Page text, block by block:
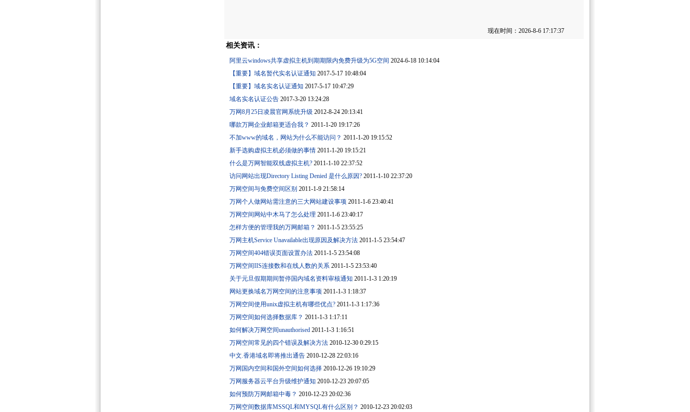
现在时间：2026-8-6 17:17:37
相关资讯：
阿里云windows共享虚拟主机到期期限内免费升级为5G空间 2024-6-18 10:14:04
【重要】域名暂代实名认证通知 2017-5-17 10:48:04
【重要】域名实名认证通知 2017-5-17 10:47:29
域名实名认证公告 2017-3-20 13:24:28
万网8月25日凌晨官网系统升级 2012-8-24 20:13:41
哪款万网企业邮箱更适合我？ 2011-1-20 19:17:26
不加www的域名，网站为什么不能访问？ 2011-1-20 19:15:52
新手选购虚拟主机必须做的事情 2011-1-20 19:15:21
什么是万网智能双线虚拟主机? 2011-1-10 22:37:52
访问网站出现Directory Listing Denied 是什么原因? 2011-1-10 22:37:20
万网空间与免费空间区别 2011-1-9 21:58:14
万网个人做网站需注意的三大网站建设事项 2011-1-6 23:40:41
万网空间网站中木马了怎么处理 2011-1-6 23:40:17
怎样方便的管理我的万网邮箱？ 2011-1-5 23:55:25
万网主机Service Unavailable出现原因及解决方法 2011-1-5 23:54:47
万网空间404错误页面设置办法 2011-1-5 23:54:08
万网空间IIS连接数和在线人数的关系 2011-1-5 23:53:40
关于元旦假期期间暂停国内域名资料审核通知 2011-1-3 1:20:19
网站更换域名万网空间的注意事项 2011-1-3 1:18:37
万网空间使用unix虚拟主机有哪些优点? 2011-1-3 1:17:36
万网空间如何选择数据库？ 2011-1-3 1:17:11
如何解决万网空间unauthorised 2011-1-3 1:16:51
万网空间常见的四个错误及解决方法 2010-12-30 0:29:15
中文.香港域名即将推出通告 2010-12-28 22:03:16
万网国内空间和国外空间如何选择 2010-12-26 19:10:29
万网服务器云平台升级维护通知 2010-12-23 20:07:05
如何预防万网邮箱中毒？ 2010-12-23 20:02:36
万网空间数据库MSSQL和MYSQL有什么区别？ 2010-12-23 20:02:03